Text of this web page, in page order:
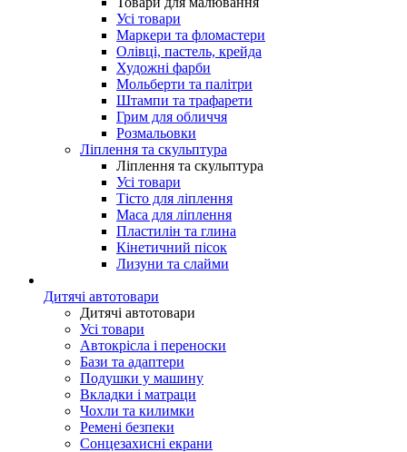
Усі товари
Маркери та фломастери
Олівці, пастель, крейда
Художні фарби
Мольберти та палітри
Штампи та трафарети
Грим для обличчя
Розмальовки
Ліплення та скульптура
Ліплення та скульптура
Усі товари
Тісто для ліплення
Маса для ліплення
Пластилін та глина
Кінетичний пісок
Лизуни та слайми
Дитячі автотовари
Дитячі автотовари
Усі товари
Автокрісла і переноски
Бази та адаптери
Подушки у машину
Вкладки і матраци
Чохли та килимки
Ремені безпеки
Сонцезахисні екрани